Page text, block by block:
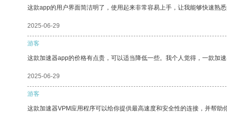
这款app的用户界面简洁明了，使用起来非常容易上手，让我能够快速熟
2025-06-29
游客
这款加速器app的价格有点贵，可以适当降低一些。我个人觉得，一款加
2025-06-29
游客
这款加速器VPM应用程序可以给你提供最高速度和安全性的连接，并帮助